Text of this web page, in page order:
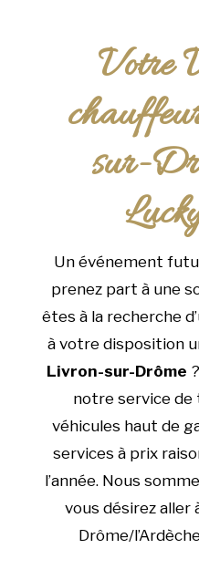
Votre
sur-
Un événement
prenez part à une
êtes à la recherche
à votre disposition
Livron-sur-Drôme
notre service de
véhicules haut de
services à prix
l’année. Nous
vous désirez aller
Drôme/